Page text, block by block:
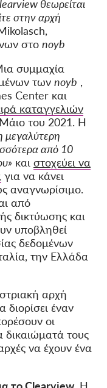
θεωρείται
στην αρχή
στο noyb
συμμαχία
των noyb ,
Center και
καταγγελιών
του 2021. Η
μεγαλύτερη
από 10
και στοχεύει να
για να κάνει
αναγνωρίσιμο.
από
δικτύωσης και
υποβληθεί
δεδομένων
την Ελλάδα
αρχή
διορίσει έναν
οι
δικαιώματά τους
να έχουν ένα